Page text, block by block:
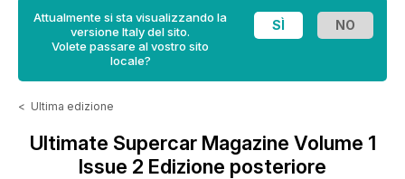
Attualmente si sta visualizzando la
versione Italy del sito.
Volete passare al vostro sito
locale?
< Ultima edizione
Ultimate Supercar Magazine Volume 1
Issue 2 Edizione posteriore